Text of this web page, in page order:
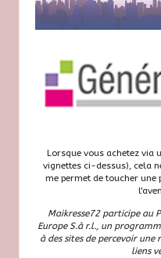
Lorsque vous achetez via
vignettes ci-dessus), cela
me permet de toucher
Maikresse72 participe au
Europe S.à r.l., un
à des sites de percevoir
liens